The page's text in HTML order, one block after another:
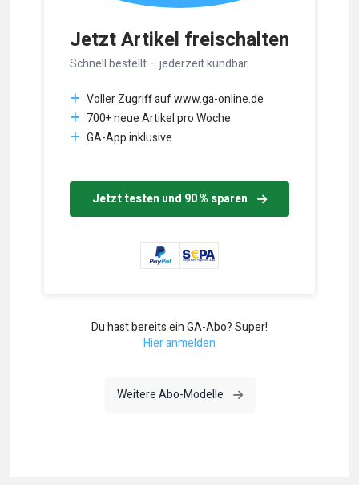
Jetzt Artikel freischalten
Schnell bestellt – jederzeit kündbar.
Voller Zugriff auf www.ga-online.de
700+ neue Artikel pro Woche
GA-App inklusive
Jetzt testen und 90 % sparen
Du hast bereits ein GA-Abo? Super!
Hier anmelden
Weitere Abo-Modelle